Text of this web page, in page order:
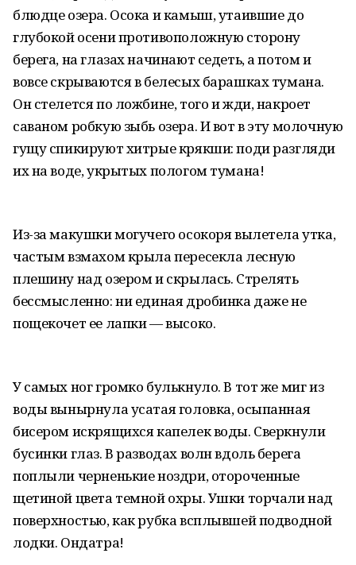
блюдце озера. Осока и камыш, утаившие до
глубокой осени противоположную сторону
берега, на глазах начинают седеть, а потом и
вовсе скрываются в белесых барашках тумана.
Он стелется по ложбине, того и жди, накроет
саваном робкую зыбь озера. И вот в эту молочную
гущу спикируют хитрые крякши: поди разгляди
их на воде, укрытых пологом тумана!
Из-за макушки могучего осокоря вылетела утка,
частым взмахом крыла пересекла лесную
плешину над озером и скрылась. Стрелять
бессмысленно: ни единая дробинка даже не
пощекочет ее лапки — высоко.
У самых ног громко булькнуло. В тот же миг из
воды вынырнула усатая головка, осыпанная
бисером искрящихся капелек воды. Сверкнули
бусинки глаз. В разводах волн вдоль берега
поплыли черненькие ноздри, отороченные
щетиной цвета темной охры. Ушки торчали над
поверхностью, как рубка всплывшей подводной
лодки. Ондатра!